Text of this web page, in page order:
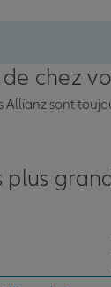
chez
Allianz sont